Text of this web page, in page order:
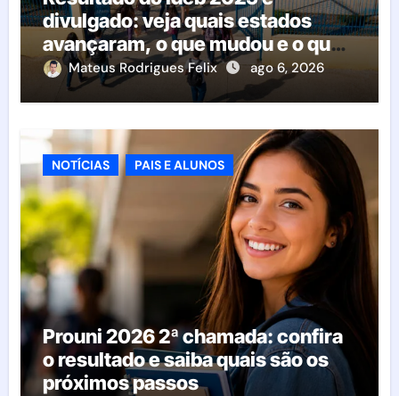
divulgado: veja quais estados
avançaram, o que mudou e o que
esperar da educação brasileira
Mateus Rodrigues Felix ago 6, 2026
NOTÍCIAS PAIS E ALUNOS
Prouni 2026 2ª chamada: confira
o resultado e saiba quais são os
próximos passos